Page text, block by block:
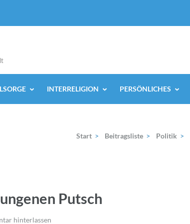
INTERRELIGION PERSÖNLICHES
Start > Beitragsliste > Politik >
Putsch
hinterlassen